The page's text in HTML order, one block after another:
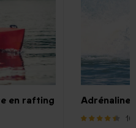
en rafting
Adrénaline